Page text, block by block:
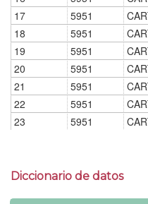
Diccionario de datos